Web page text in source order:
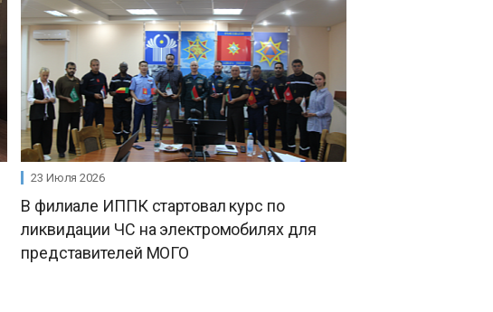
23 Июля 2026
В филиале ИППК стартовал курс по
ликвидации ЧС на электромобилях для
представителей МОГО